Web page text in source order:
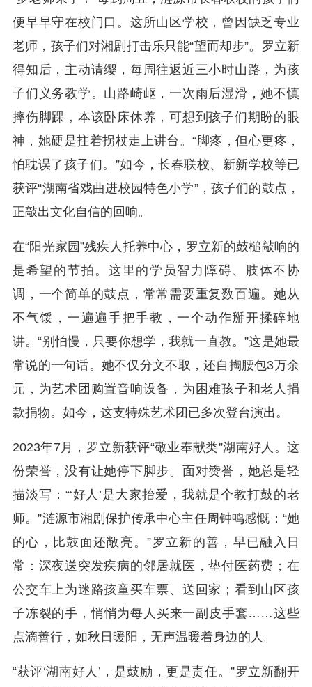
便早早守在校门口。这所山区学校，曾因缺乏专业
老师，孩子们对湘剧打击乐只能“望而却步”。罗立新
得知后，主动请缨，每周往返近三小时山路，为孩
子们义务教学。山路崎岖，一次雨后湿滑，她不慎
摔伤脚踝，本该卧床休养，可想到孩子们期盼的眼
神，她硬是拄着拐杖走上讲台。“脚疼，但心更疼，
怕耽误了孩子们。”如今，长春联校、新新学校等已
获评“湖南省戏曲进校园特色小学”，孩子们的鼓点，
正敲出文化自信的回响。
在“阳光家园”残疾人托养中心，罗立新的鼓槌敲响的
是希望的节拍。这里的学员智力障碍、肢体不协
调，一个简单的鼓点，常常需要重复数百遍。她从
不气馁，一遍遍手把手教，一个动作掰开揉碎地
讲。“别怕慢，只要你想学，我就一直教。”这是她最
常说的一句话。她不仅分文不取，还自掏腰包3万余
元，为艺术团购置音响设备，为困难孩子和老人捐
款捐物。如今，这支特殊艺术团已多次登台演出。
2023年7月，罗立新获评“敬业奉献类”湖南好人。这
份荣誉，没有让她停下脚步。面对赞誉，她总是轻
描淡写：“‘好人’是大家抬爱，我就是个教打鼓的老
师。”涟源市湘剧保护传承中心主任周钟鸣感慨：“她
的心，比鼓面还敞亮。”罗立新的善，早已融入日
常：深夜送突发疾病的邻居就医，垫付医药费；在
公交车上为迷路孩童买车票、送回家；看到山区孩
子冻裂的手，悄悄为每人买来一副皮手套……这些
点滴善行，如秋日暖阳，无声温暖着身边的人。
“获评‘湖南好人’，是鼓励，更是责任。”罗立新翻开